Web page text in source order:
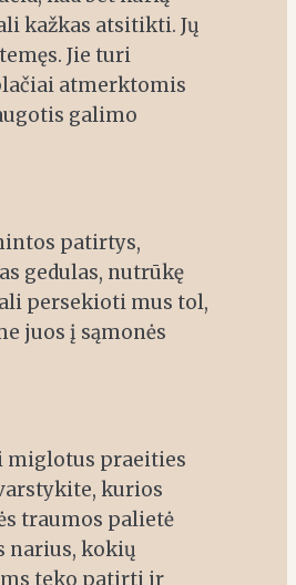
kažkas atsitikti. Jų
Jie turi
atmerktomis
galimo
patirtys,
gedulas, nutrūkę
persekioti mus tol,
juos į sąmonės
miglotus praeities
kurios
traumos palietė
narius, kokių
teko patirti ir